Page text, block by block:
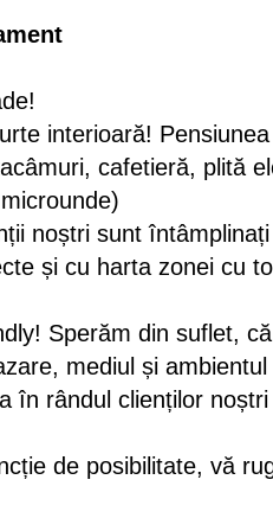
interioară!
cafetieră, plită
noștri sunt
și cu harta zonei cu
Sperăm din suflet,
mediul și
în rândul clienților noștri
de posibilitate, vă